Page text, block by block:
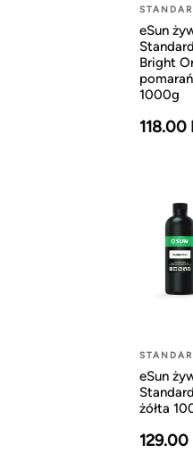
eSun
Bright
1000g
118.00
eSun
żółta
129.00